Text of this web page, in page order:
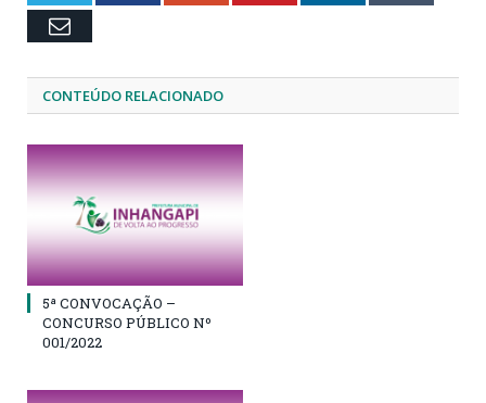
Email
CONTEÚDO RELACIONADO
5ª CONVOCAÇÃO –
CONCURSO PÚBLICO Nº
001/2022